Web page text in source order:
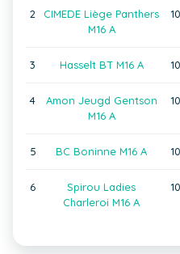
2
CIMEDE Liège Panthers
M16 A
10
3 Hasselt BT M16 A 10
4
Amon Jeugd Gentson
M16 A
10
5 BC Boninne M16 A 10
6
Spirou Ladies
Charleroi M16 A
10